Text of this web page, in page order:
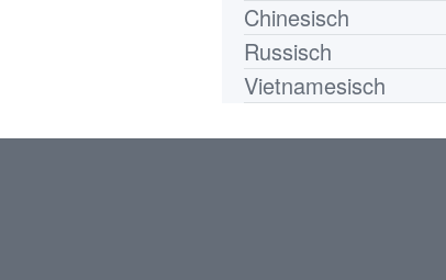
Chinesisch
Russisch
Vietnamesisch